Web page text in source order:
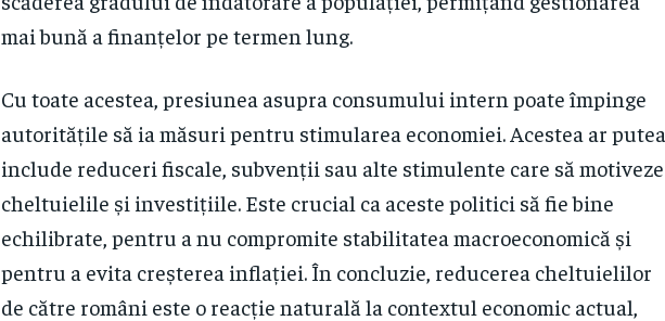
mai bună a finanțelor pe termen lung.
Cu toate acestea, presiunea asupra consumului intern poate împinge
autoritățile să ia măsuri pentru stimularea economiei. Acestea ar putea
include reduceri fiscale, subvenții sau alte stimulente care să motiveze
cheltuielile și investițiile. Este crucial ca aceste politici să fie bine
echilibrate, pentru a nu compromite stabilitatea macroeconomică și
pentru a evita creșterea inflației. În concluzie, reducerea cheltuielilor
de către români este o reacție naturală la contextul economic actual,